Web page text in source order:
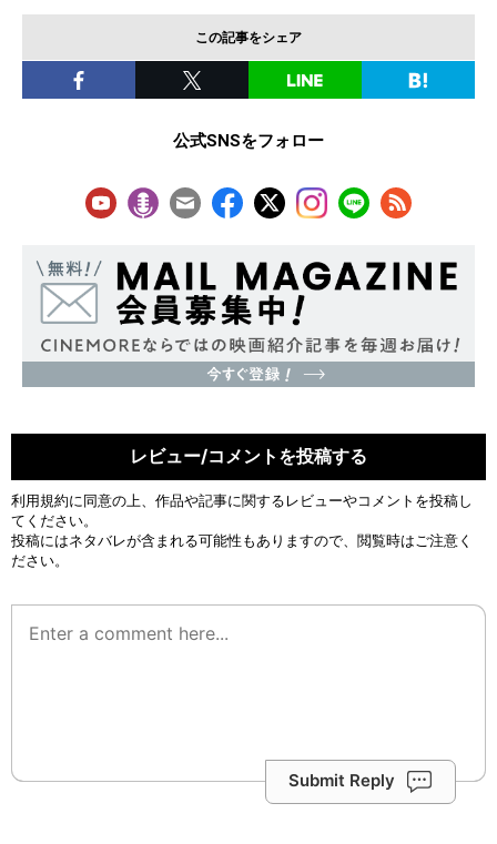
この記事をシェア
公式SNSをフォロー
レビュー/コメントを投稿する
利用規約に同意の上、作品や記事に関するレビューやコメントを投稿し
てください。
投稿にはネタバレが含まれる可能性もありますので、閲覧時はご注意く
ださい。
Submit Reply